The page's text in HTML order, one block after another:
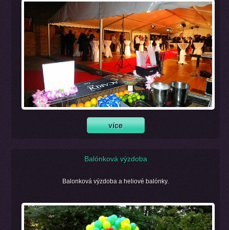
Balónková výzdoba
Balonková výzdoba a heliové balónky.